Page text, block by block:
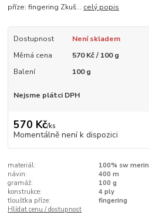
příze: fingering Zkuš... celý popis
Dostupnost
Není skladem
Měrná cena
570 Kč / 100 g
Balení
100 g
Nejsme plátci DPH
570 Kč/ks
Momentálně není k dispozici
materiál:
100% sw
návin:
400 m
gramáž:
100 g
konstrukce:
4 ply
tloušťka příze:
fingering
Hlídat cenu / dostupnost